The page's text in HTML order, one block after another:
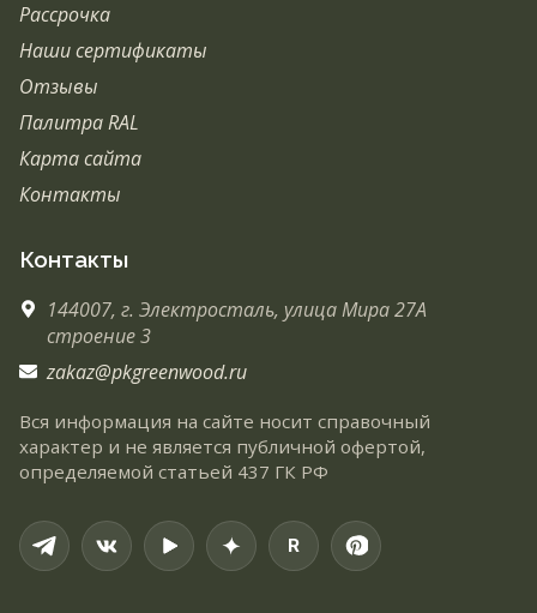
Рассрочка
Наши сертификаты
Отзывы
Палитра RAL
Карта сайта
Контакты
Контакты
144007, г. Электросталь, улица Мира 27А
строение 3
zakaz@pkgreenwood.ru
Вся информация на сайте носит справочный
характер и не является публичной офертой,
определяемой статьей 437 ГК РФ
R